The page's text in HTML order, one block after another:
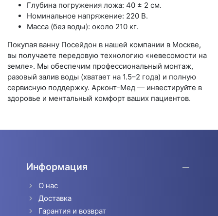
Глубина погружения ложа: 40 ± 2 см.
Номинальное напряжение: 220 В.
Масса (без воды): около 210 кг.
Покупая ванну Посейдон в нашей компании в Москве,
вы получаете передовую технологию «невесомости на
земле». Мы обеспечим профессиональный монтаж,
разовый залив воды (хватает на 1.5–2 года) и полную
сервисную поддержку. Арконт-Мед — инвестируйте в
здоровье и ментальный комфорт ваших пациентов.
Информация
О нас
Доставка
Гарантия и возврат